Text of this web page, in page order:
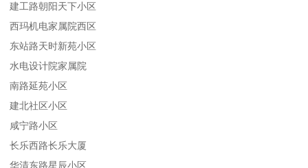
建工路朝阳天下小区
西玛机电家属院西区
东站路天时新苑小区
水电设计院家属院
南路延苑小区
建北社区小区
咸宁路小区
长乐西路长乐大厦
华清东路星辰小区